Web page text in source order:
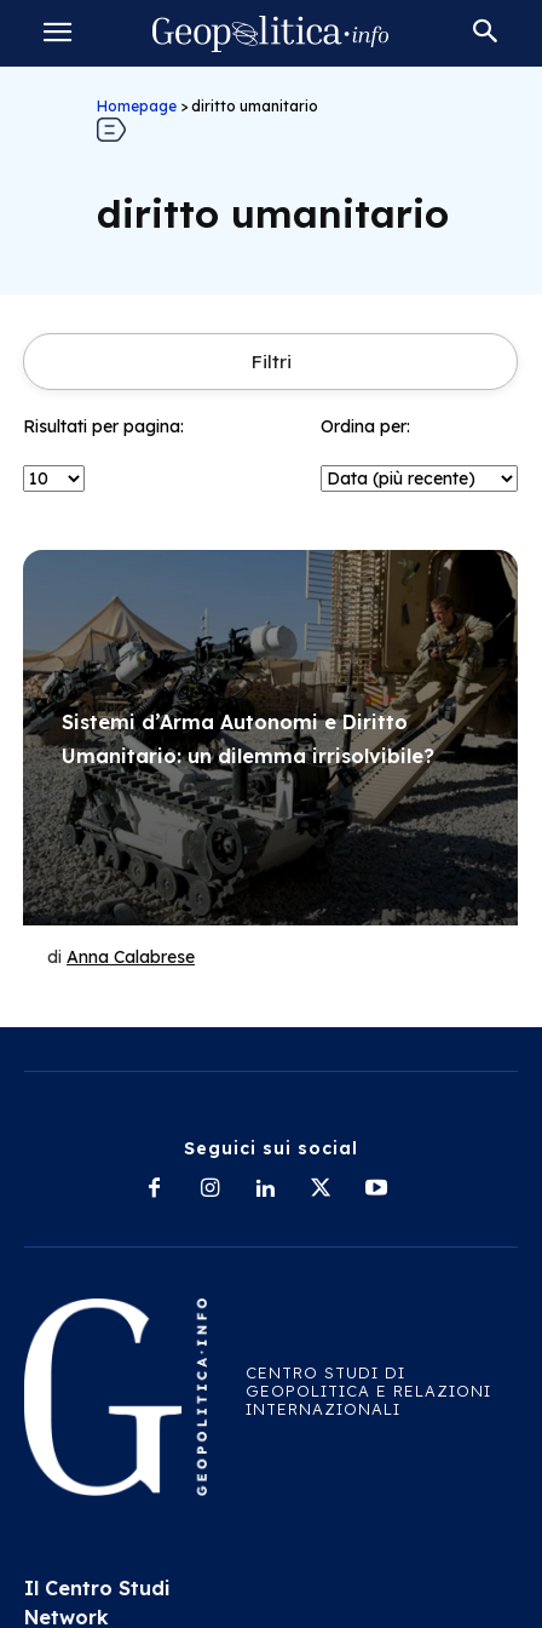
Homepage > diritto umanitario
diritto umanitario
Filtri
Risultati per pagina: Ordina per:
Sistemi d’Arma Autonomi e Diritto
Umanitario: un dilemma irrisolvibile?
di Anna Calabrese
Seguici sui social
CENTRO STUDI DI
GEOPOLITICA E RELAZIONI
INTERNAZIONALI
Il Centro Studi
Network